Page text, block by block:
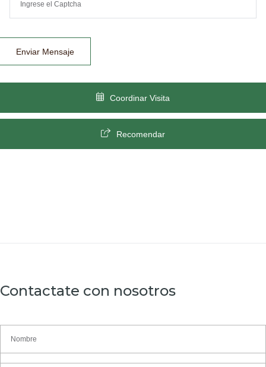
Enviar Mensaje
Coordinar Visita
Recomendar
Contactate con nosotros